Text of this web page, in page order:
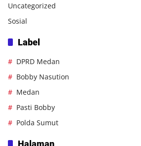
Uncategorized
Sosial
Label
DPRD Medan
Bobby Nasution
Medan
Pasti Bobby
Polda Sumut
Halaman